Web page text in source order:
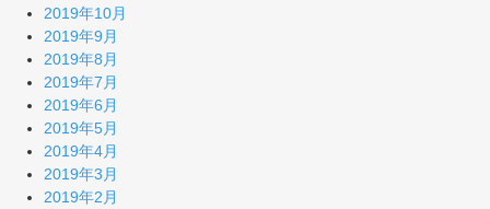
2019年10月
2019年9月
2019年8月
2019年7月
2019年6月
2019年5月
2019年4月
2019年3月
2019年2月